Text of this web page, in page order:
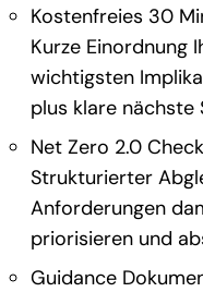
Kostenfreies 30
Kurze Einordnung
wichtigsten
plus klare nächste
Net Zero 2.0
Strukturierter
Anforderungen
priorisieren und
Guidance